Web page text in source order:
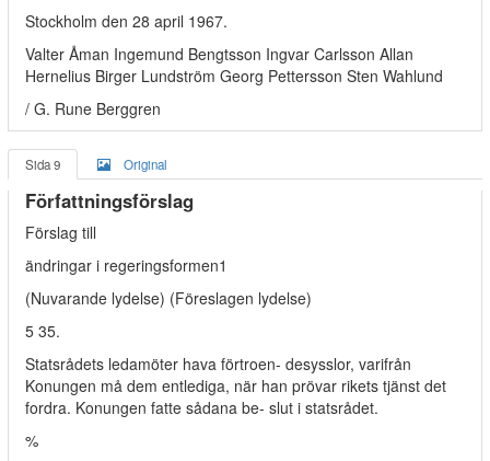
Stockholm den 28 april 1967.
Valter Åman Ingemund Bengtsson Ingvar Carlsson Allan
Hernelius Birger Lundström Georg Pettersson Sten Wahlund
/ G. Rune Berggren
Sida 9 Original
Författningsförslag
Förslag till
ändringar i regeringsformen1
(Nuvarande lydelse) (Föreslagen lydelse)
5 35.
Statsrådets ledamöter hava förtroen- desysslor, varifrån
Konungen må dem entlediga, när han prövar rikets tjänst det
fordra. Konungen fatte sådana be- slut i statsrådet.
%